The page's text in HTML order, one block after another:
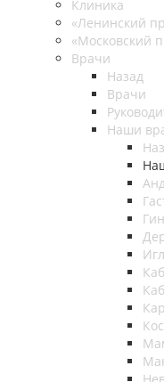
Клиника
«Ленинский
«Московский
Врачи
Назад
Врачи
Наши